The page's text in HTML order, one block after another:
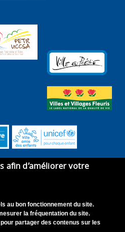
afin d’améliorer votre
au bon fonctionnement du site.
la fréquentation du site.
partager des contenus sur les